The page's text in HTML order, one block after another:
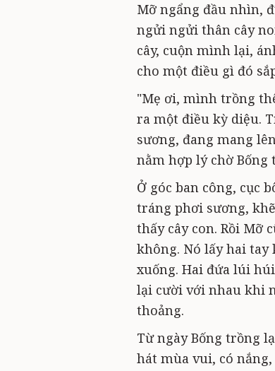
Mỡ ngẩng đầu nhìn,
ngửi ngửi thân cây
cây, cuộn mình lại,
cho một điều gì đó
"Mẹ ơi, mình trồng
ra một điều kỳ diệu.
sương, đang mang
nằm hợp lý chờ Bống
Ở góc ban công, cục
tráng phơi sương,
thấy cây con. Rồi Mỡ
không. Nó lấy hai tay
xuống. Hai đứa lúi
lại cười với nhau khi
thoảng.
Từ ngày Bống trồng
hát mùa vui, có